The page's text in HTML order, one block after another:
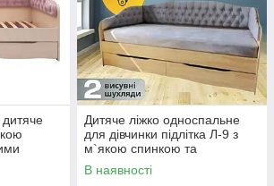
Дитяче ліжко односпальне
для дівчинки підлітка Л-9 з
м`якою спинкою та
висувними ящиками дитячі
ліжка 1900х900 мм
В наявності